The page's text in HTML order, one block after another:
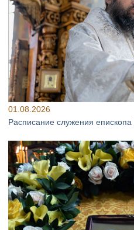
01.08.2026
Расписание служения епископа